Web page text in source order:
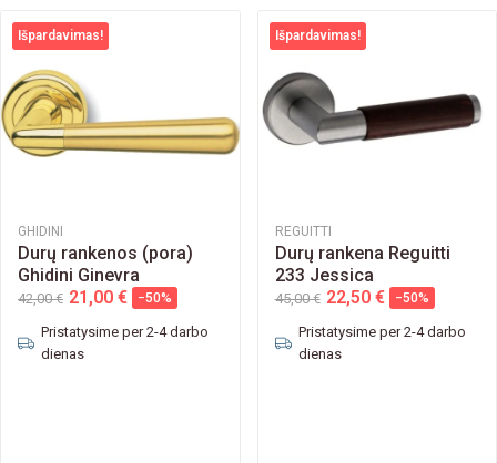
Išpardavimas!
GHIDINI
Durų rankenos (pora)
Ghidini Ginevra
42,00 € 21,00 € −50%
Pristatysime per 2-4 darbo
dienas
Išpardavimas!
REGUITTI
Durų rankena Reguitti
233 Jessica
45,00 € 22,50 € −50%
Pristatysime per 2-4 darbo
dienas